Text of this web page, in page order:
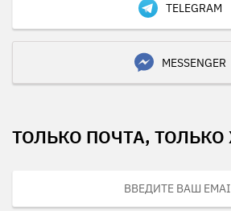
TELEGRAM
MESSENGER
ТОЛЬКО ПОЧТА, ТОЛЬКО